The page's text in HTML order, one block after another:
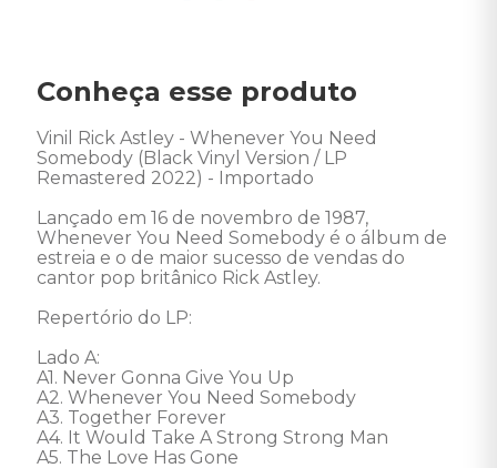
Conheça esse produto
Vinil Rick Astley - Whenever You Need
Somebody (Black Vinyl Version / LP
Remastered 2022) - Importado
Lançado em 16 de novembro de 1987,
Whenever You Need Somebody é o álbum de
estreia e o de maior sucesso de vendas do
cantor pop britânico Rick Astley.
Repertório do LP:
Lado A:
A1. Never Gonna Give You Up
A2. Whenever You Need Somebody
A3. Together Forever
A4. It Would Take A Strong Strong Man
A5. The Love Has Gone